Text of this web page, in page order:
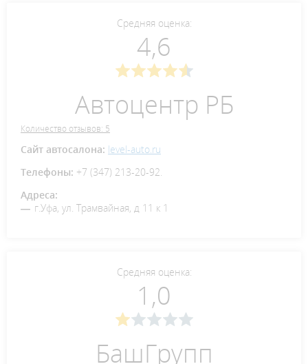
Средняя оценка:
4,6
Автоцентр РБ
Количество отзывов: 5
Сайт автосалона: level-auto.ru
Телефоны: +7 (347) 213-20-92.
Адреса:
г.Уфа, ул. Трамвайная, д 11 к 1
Средняя оценка:
1,0
БашГрупп